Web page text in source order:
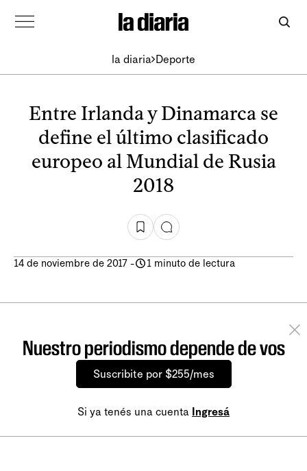
la diaria Deporte
Entre Irlanda y Dinamarca se
define el último clasificado
europeo al Mundial de Rusia
2018
14 de noviembre de 2017 - 1 minuto de lectura
Nuestro periodismo depende de vos
Suscribite por $255/mes
Si ya tenés una cuenta Ingresá